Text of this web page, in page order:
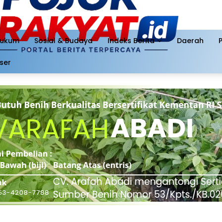
Sosial & Budaya Indeks Berita Daerah